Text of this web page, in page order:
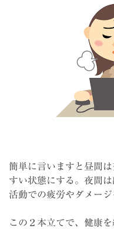
簡単に言いますと昼間
すい状態にする。夜間
活動での疲労やダメージ
この２本立てで、健康